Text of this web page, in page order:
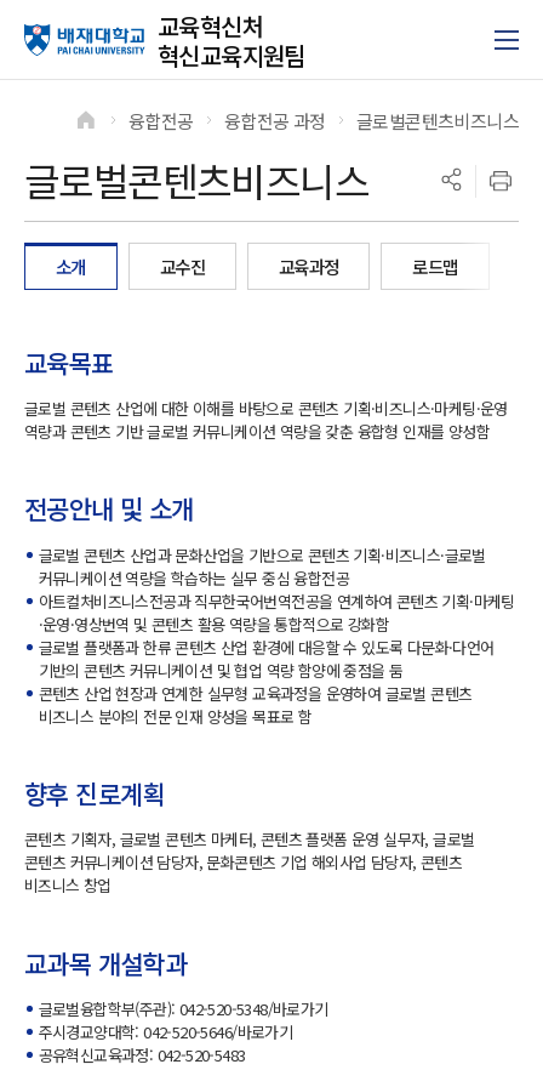
교육혁신처
혁신교육지원팀
글로벌콘텐츠비즈니스
융합전공 융합전공 과정 글로벌콘텐츠비즈니스
소개 교수진 교육과정 로드맵
교육목표
글로벌 콘텐츠 산업에 대한 이해를 바탕으로 콘텐츠 기획·비즈니스·마케팅·운영
역량과 콘텐츠 기반 글로벌 커뮤니케이션 역량을 갖춘 융합형 인재를 양성함
전공안내 및 소개
글로벌 콘텐츠 산업과 문화산업을 기반으로 콘텐츠 기획·비즈니스·글로벌
커뮤니케이션 역량을 학습하는 실무 중심 융합전공
아트컬처비즈니스전공과 직무한국어번역전공을 연계하여 콘텐츠 기획·마케팅
·운영·영상번역 및 콘텐츠 활용 역량을 통합적으로 강화함
글로벌 플랫폼과 한류 콘텐츠 산업 환경에 대응할 수 있도록 다문화·다언어
기반의 콘텐츠 커뮤니케이션 및 협업 역량 함양에 중점을 둠
콘텐츠 산업 현장과 연계한 실무형 교육과정을 운영하여 글로벌 콘텐츠
비즈니스 분야의 전문 인재 양성을 목표로 함
향후 진로계획
콘텐츠 기획자, 글로벌 콘텐츠 마케터, 콘텐츠 플랫폼 운영 실무자, 글로벌
콘텐츠 커뮤니케이션 담당자, 문화콘텐츠 기업 해외사업 담당자, 콘텐츠
비즈니스 창업
교과목 개설학과
글로벌융합학부(주관): 042-520-5348/바로가기
주시경교양대학: 042-520-5646/바로가기
공유혁신교육과정: 042-520-5483